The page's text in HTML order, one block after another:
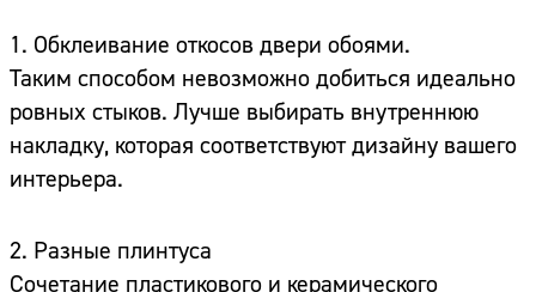
1. Обклеивание откосов двери обоями.
Таким способом невозможно добиться идеально
ровных стыков. Лучше выбирать внутреннюю
накладку, которая соответствуют дизайну вашего
интерьера.
2. Разные плинтуса
Сочетание пластикового и керамического